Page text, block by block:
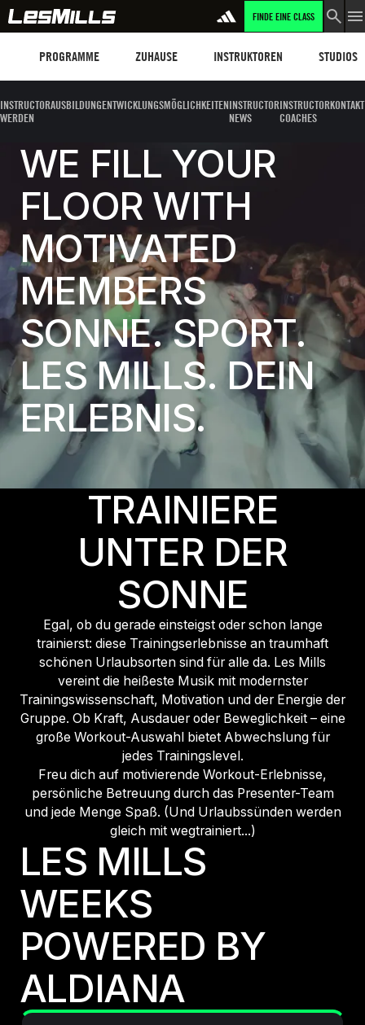
FINDE EINE CLASS
PROGRAMME ZUHAUSE INSTRUKTOREN STUDIOS
INSTRUCTOR
WERDEN
AUSBILDUNGENTWICKLUNGSMÖGLICHKEITENINSTRUCTOR
NEWS
INSTRUCTOR
COACHES
KONTAKT
WE FILL YOUR
FLOOR WITH
MOTIVATED
MEMBERS
SONNE. SPORT.
LES MILLS. DEIN
ERLEBNIS.
TRAINIERE
UNTER DER
SONNE
Egal, ob du gerade einsteigst oder schon lange
trainierst: diese Trainingserlebnisse an traumhaft
schönen Urlaubsorten sind für alle da. Les Mills
vereint die heißeste Musik mit modernster
Trainingswissenschaft, Motivation und der Energie der
Gruppe. Ob Kraft, Ausdauer oder Beweglichkeit – eine
große Workout-Auswahl bietet Abwechslung für
jedes Trainingslevel.
Freu dich auf motivierende Workout-Erlebnisse,
persönliche Betreuung durch das Presenter-Team
und jede Menge Spaß. (Und Urlaubssünden werden
gleich mit wegtrainiert...)
LES MILLS
WEEKS
POWERED BY
ALDIANA